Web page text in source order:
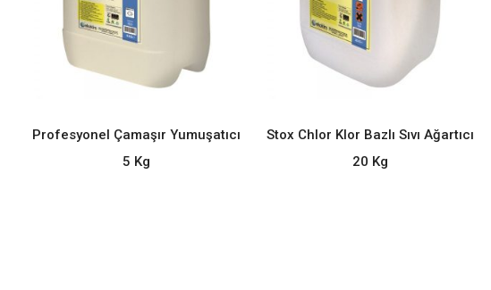
READ MORE
Profesyonel Çamaşır Yumuşatıcı
5 Kg
READ MORE
Stox Chlor Klor Bazlı Sıvı Ağartıcı
20 Kg